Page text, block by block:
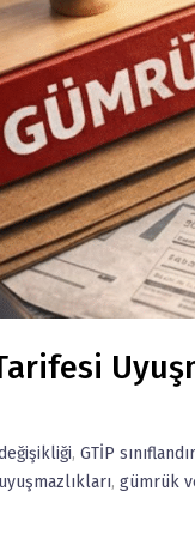
, GTİP
, gümrük